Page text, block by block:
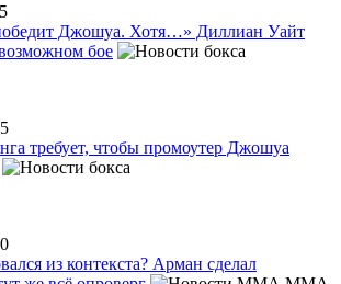
Джошуа. Хотя…» Диллиан Уайт
бое
требует, чтобы промоутер Джошуа
из контекста? Арман сделал